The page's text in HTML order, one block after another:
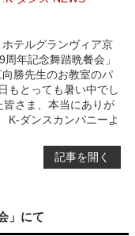
テルグランヴィア京
年記念舞踏晩餐会」
勝先生のお教室のパ
とっても暑い中でし
さま、本当にありが
ダンスカンパニーよ
記事を開く
」にて